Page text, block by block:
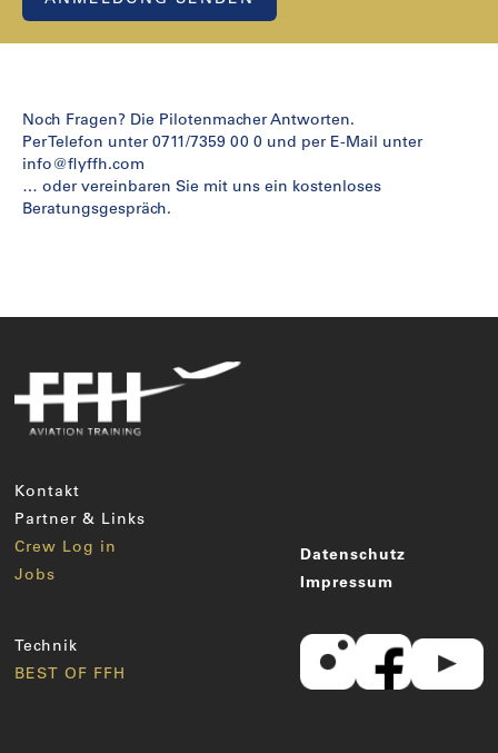
Noch Fragen? Die Pilotenmacher Antworten.
Per Telefon unter 0711/7359 00 0 und per E-Mail unter
info@flyffh.com
… oder vereinbaren Sie mit uns ein kostenloses
Beratungsgespräch.
Kontakt
Partner & Links
Crew Log in
Jobs
Technik
BEST OF FFH
Datenschutz
Impressum